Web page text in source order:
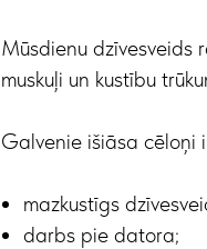
Mūsdienu dzīvesveids
muskuļi un kustību
Galvenie išiāsa cēloņi
mazkustīgs
darbs pie datora;